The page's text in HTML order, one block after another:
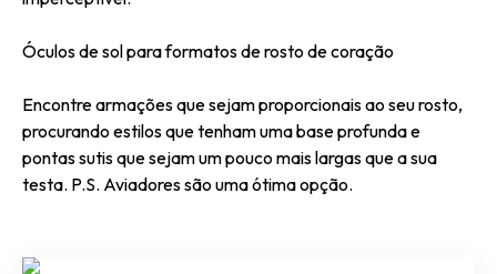
Óculos de sol para formatos de rosto de coração
Encontre armações que sejam proporcionais ao seu rosto,
procurando estilos que tenham uma base profunda e
pontas sutis que sejam um pouco mais largas que a sua
testa. P.S. Aviadores são uma ótima opção.